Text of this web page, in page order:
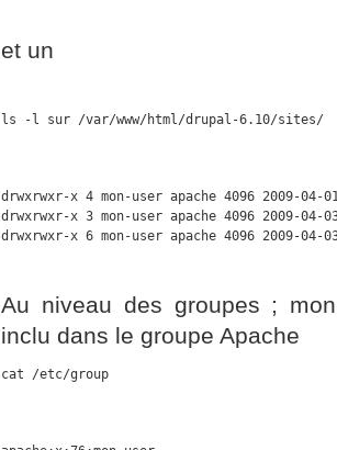
et un
ls -l sur /var/www/html/drupal-6.10/sites/
drwxrwxr-x 4 mon-user apache 4096 2009-
drwxrwxr-x 3 mon-user apache 4096 2009-
drwxrwxr-x 6 mon-user apache 4096 2009-04-
Au niveau des groupes ;
inclu dans le groupe Apache
cat /etc/group